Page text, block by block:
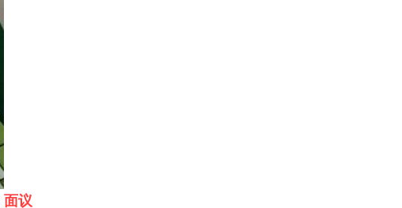
面议